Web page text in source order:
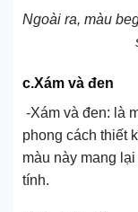
Ngoài ra, màu
c.Xám và đen
-Xám và đen: là
phong cách thiết
màu này mang
tính.